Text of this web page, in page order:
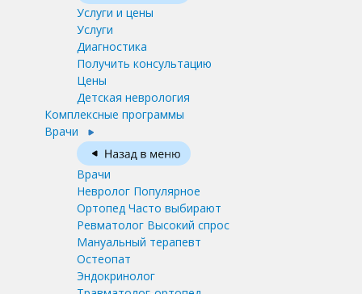
Услуги и цены
Услуги
Диагностика
Получить консультацию
Цены
Детская неврология
Комплексные программы
Врачи
Врачи
Невролог Популярное
Ортопед Часто выбирают
Ревматолог Высокий спрос
Мануальный терапевт
Остеопат
Эндокринолог